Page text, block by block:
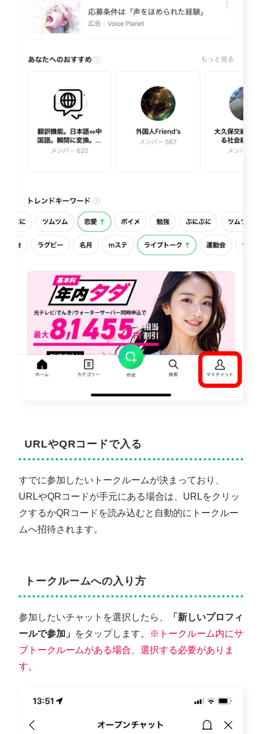
URLやQRコードで入る
すでに参加したいトークルームが決まっており、
URLやQRコードが手元にある場合は、URLをクリッ
クするかQRコードを読み込むと自動的にトークルー
ムへ招待されます。
トークルームへの入り方
参加したいチャットを選択したら、
「新しいプロフィ
ールで参加」
をタップします。
※トークルーム内にサ
ブトークルームがある場合、選択する必要がありま
す。